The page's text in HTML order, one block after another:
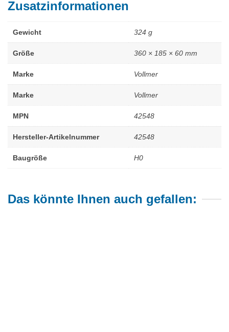
Zusatzinformationen
Gewicht 324 g
Größe 360 × 185 × 60 mm
Marke Vollmer
Marke Vollmer
MPN 42548
Hersteller-Artikelnummer 42548
Baugröße H0
Das könnte Ihnen auch gefallen: